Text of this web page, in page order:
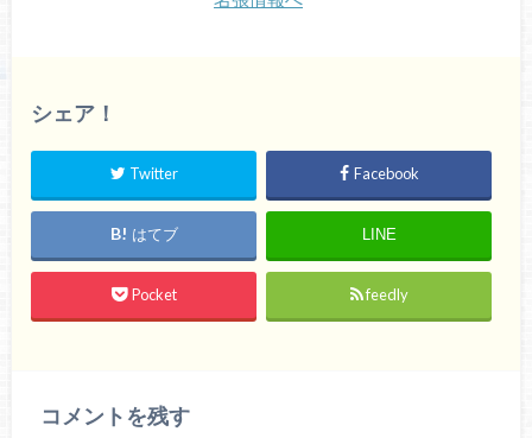
シェア！
Twitter Facebook
はてブ LINE
Pocket feedly
コメントを残す